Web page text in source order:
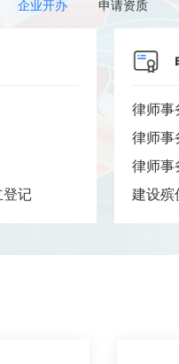
企业开办 申请资质
记
律师事
律师事
律师事
建设殡